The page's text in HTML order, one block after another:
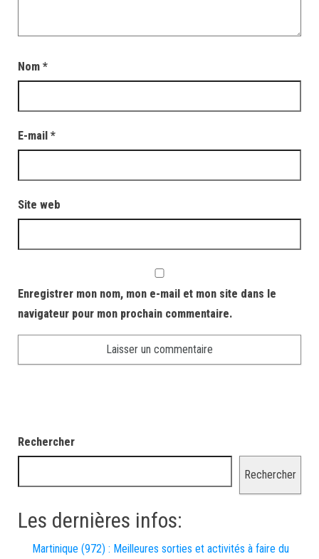
Nom *
E-mail *
Site web
Enregistrer mon nom, mon e-mail et mon site dans le
navigateur pour mon prochain commentaire.
Rechercher
Rechercher
Les dernières infos:
Martinique (972) : Meilleures sorties et activités à faire du